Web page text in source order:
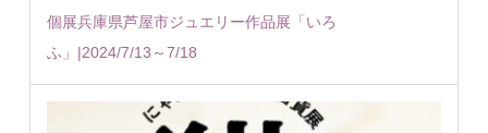
個展兵庫県芦屋市ジュエリー作品展「いろ
ふ」|2024/7/13～7/18